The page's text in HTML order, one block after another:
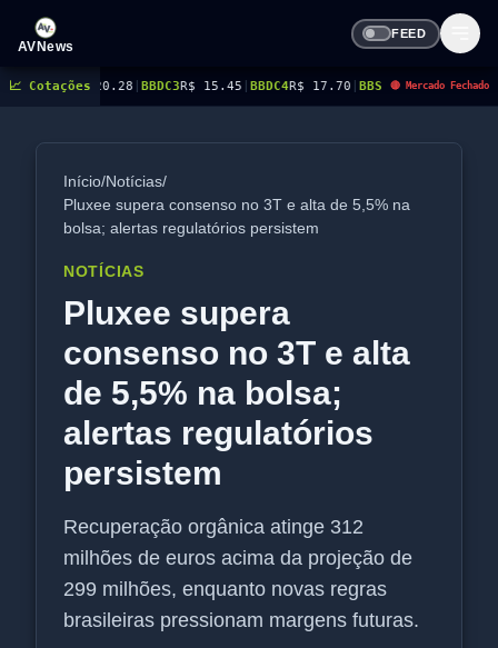
AVNews
FEED
📈 Cotações
|BBDC3R$ 15.45 |BBDC4R$ 17.70 |BBSE3R$ 40.96 |BEES3R$ 8.77|
🔴 Mercado Fechado
Início/Notícias/
Pluxee supera consenso no 3T e alta de 5,5% na
bolsa; alertas regulatórios persistem
NOTÍCIAS
Pluxee supera
consenso no 3T e alta
de 5,5% na bolsa;
alertas regulatórios
persistem
Recuperação orgânica atinge 312
milhões de euros acima da projeção de
299 milhões, enquanto novas regras
brasileiras pressionam margens futuras.